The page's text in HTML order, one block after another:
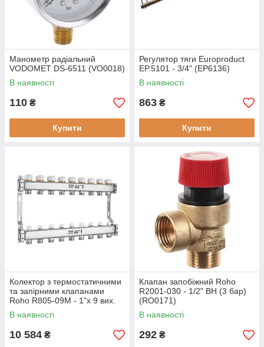
Манометр радіальний
VODOMET DS-6511 (VO0018)
В наявності
110 ₴
Купити
Регулятор тяги Europroduct
EP.5101 - 3/4" (EP6136)
В наявності
863 ₴
Купити
Колектор з термостатичними
та запірними клапанами
Roho R805-09M - 1"х 9 вих.
(RO1040)
В наявності
10 584 ₴
Клапан запобіжний Roho
R2001-030 - 1/2" ВН (3 бар)
(RO0171)
В наявності
292 ₴